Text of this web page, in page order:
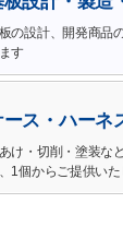
の設計、開発商品
す
ース・ハーネ
け・切削・塗装な
1個からご提供い